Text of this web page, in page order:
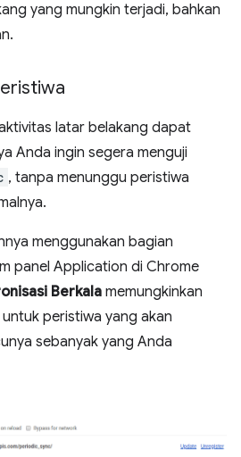
yang mungkin terjadi, bahkan
latar belakang dapat
Anda ingin segera menguji
, tanpa menunggu peristiwa
menggunakan bagian
panel Application di Chrome
Berkala memungkinkan
peristiwa yang akan
sebanyak yang Anda